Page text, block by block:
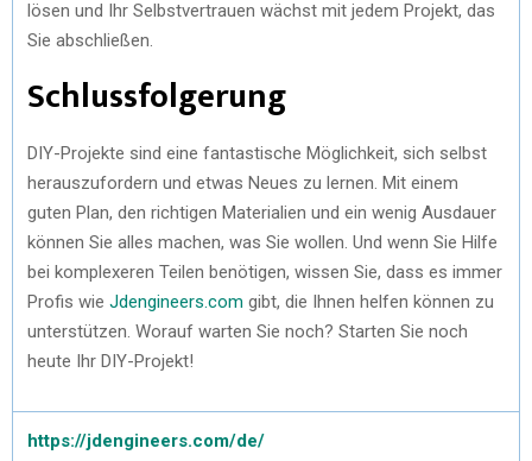
lösen und Ihr Selbstvertrauen wächst mit jedem Projekt, das
Sie abschließen.
Schlussfolgerung
DIY-Projekte sind eine fantastische Möglichkeit, sich selbst
herauszufordern und etwas Neues zu lernen. Mit einem
guten Plan, den richtigen Materialien und ein wenig Ausdauer
können Sie alles machen, was Sie wollen. Und wenn Sie Hilfe
bei komplexeren Teilen benötigen, wissen Sie, dass es immer
Profis wie Jdengineers.com gibt, die Ihnen helfen können zu
unterstützen. Worauf warten Sie noch? Starten Sie noch
heute Ihr DIY-Projekt!
https://jdengineers.com/de/